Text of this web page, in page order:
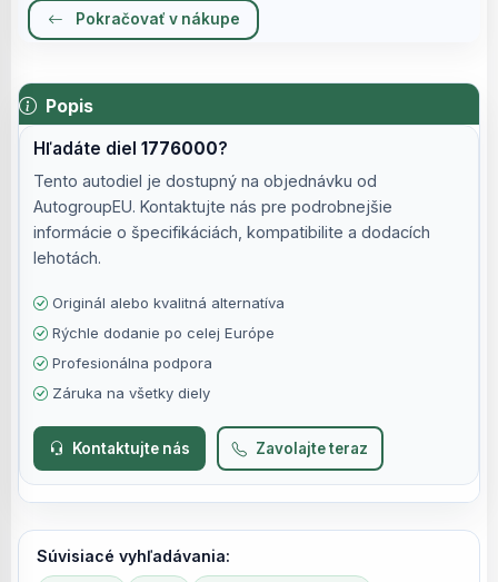
Pokračovať v nákupe
Popis
Hľadáte diel1776000?
Tento autodiel je dostupný na objednávku od
AutogroupEU. Kontaktujte nás pre podrobnejšie
informácie o špecifikáciách, kompatibilite a dodacích
lehotách.
Originál alebo kvalitná alternatíva
Rýchle dodanie po celej Európe
Profesionálna podpora
Záruka na všetky diely
Kontaktujte nás Zavolajte teraz
Súvisiacé vyhľadávania: